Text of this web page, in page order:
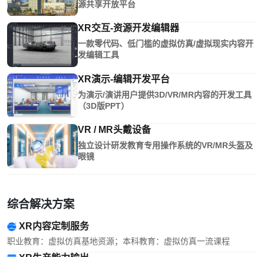
源共享开放平台
XR交互-资源开发编辑器
一款零代码、低门槛的虚拟仿真/虚拟现实内容开
发编辑工具
XR演示-编辑开发平台
为演示/演讲用户提供3D/VR/MR内容的开发工具
（3D版PPT）
VR / MR头戴设备
独立设计研发教育专用操作系统的VR/MR头盔及
眼镜
综合解决方案
XR内容定制服务
职业教育：虚拟仿真基地资源；本科教育：虚拟仿真一流课程